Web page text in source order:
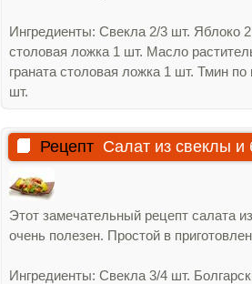
Ингредиенты: Свекла 2/3 шт. Яблоко
столовая ложка 1 шт. Масло
граната столовая ложка 1 шт. Тмин
шт.
Рецепт Салат из свеклы и
Этот замечательный рецепт салата
очень полезен. Простой в
Ингредиенты: Свекла 3/4 шт.